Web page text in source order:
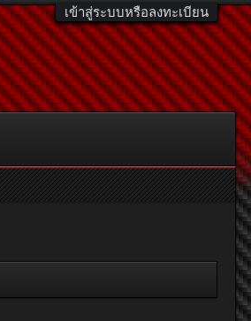
เข้าสู่ระบบหรือลงทะเบียน